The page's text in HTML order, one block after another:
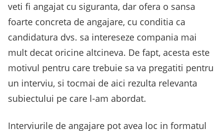
veti fi angajat cu siguranta, dar ofera o sansa
foarte concreta de angajare, cu conditia ca
candidatura dvs. sa intereseze compania mai
mult decat oricine altcineva. De fapt, acesta este
motivul pentru care trebuie sa va pregatiti pentru
un interviu, si tocmai de aici rezulta relevanta
subiectului pe care l-am abordat.
Interviurile de angajare pot avea loc in formatul